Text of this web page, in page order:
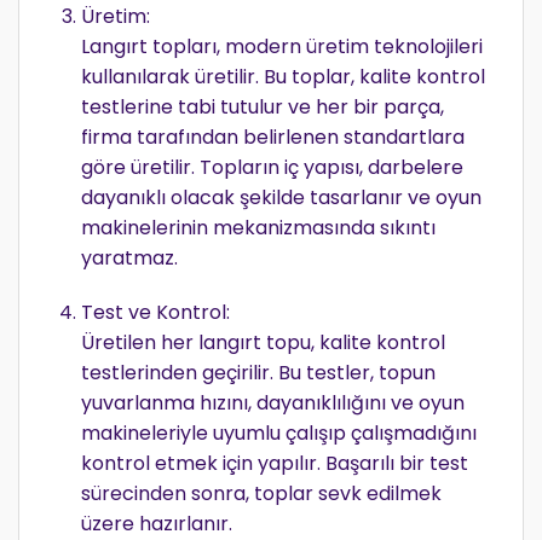
Üretim:
Langırt topları, modern üretim teknolojileri
kullanılarak üretilir. Bu toplar, kalite kontrol
testlerine tabi tutulur ve her bir parça,
firma tarafından belirlenen standartlara
göre üretilir. Topların iç yapısı, darbelere
dayanıklı olacak şekilde tasarlanır ve oyun
makinelerinin mekanizmasında sıkıntı
yaratmaz.
Test ve Kontrol:
Üretilen her langırt topu, kalite kontrol
testlerinden geçirilir. Bu testler, topun
yuvarlanma hızını, dayanıklılığını ve oyun
makineleriyle uyumlu çalışıp çalışmadığını
kontrol etmek için yapılır. Başarılı bir test
sürecinden sonra, toplar sevk edilmek
üzere hazırlanır.